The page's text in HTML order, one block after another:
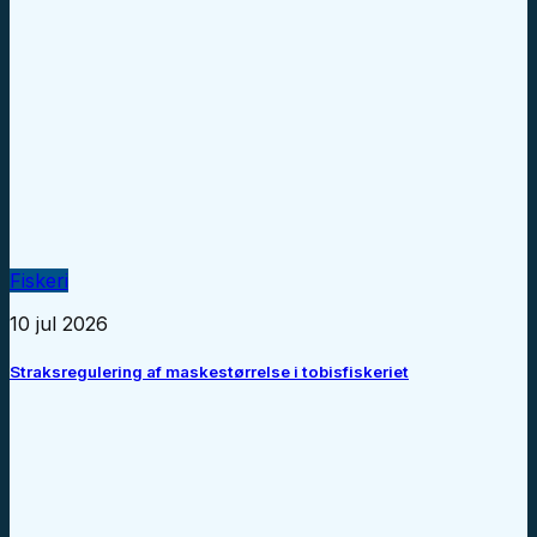
Fiskeri
10 jul 2026
Straksregulering af maskestørrelse i tobisfiskeriet